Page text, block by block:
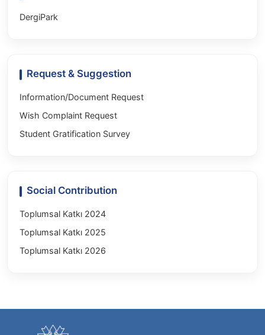
DergiPark
Request & Suggestion
Information/Document Request
Wish Complaint Request
Student Gratification Survey
Social Contribution
Toplumsal Katkı 2024
Toplumsal Katkı 2025
Toplumsal Katkı 2026